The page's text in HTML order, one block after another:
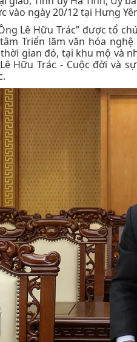
vào ngày 20/12 tại Hưng
Lê Hữu Trác” được tổ
Triển lãm văn hóa
gian đó, tại khu mộ và
Hữu Trác - Cuộc đời và